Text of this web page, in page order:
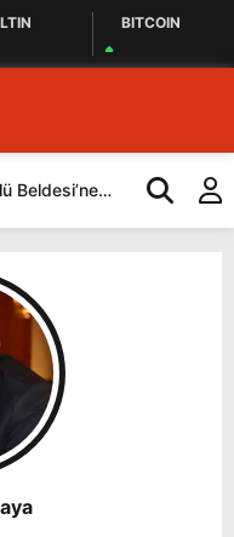
BITCOIN
Beldesi’ne
CHP,
Yaptı